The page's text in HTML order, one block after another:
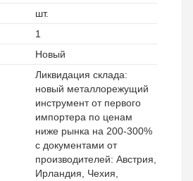
шт.
1
Новый
Ликвидация склада:
новый металлорежущий
инструмент от первого
импортера по ценам
ниже рынка на 200-300%
с документами от
производителей: Австрия,
Ирландия, Чехия,